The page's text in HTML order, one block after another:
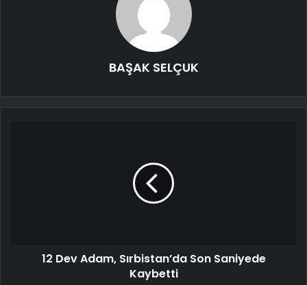
BAŞAK SELÇUK
12 Dev Adam, Sırbistan’da Son Saniyede
Kaybetti